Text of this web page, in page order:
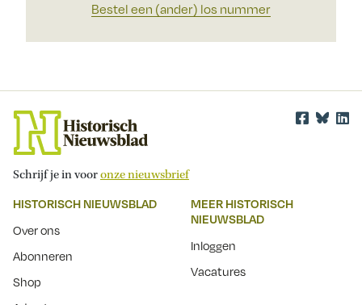
Bestel een (ander) los nummer
Schrijf je in vooronze nieuwsbrief
HISTORISCH NIEUWSBLAD
Over ons
Abonneren
Shop
MEER HISTORISCH
NIEUWSBLAD
Inloggen
Vacatures